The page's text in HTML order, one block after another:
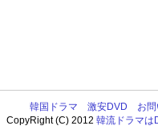
韓国ドラマ 激安DVD
お
CopyRight (C) 2012韓流ドラマは